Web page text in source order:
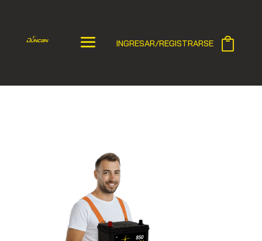
INGRESAR/REGISTRARSE